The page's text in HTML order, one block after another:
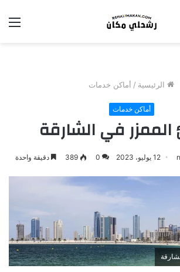
الرئيسية / أماكن خدمات
أماكن خدمات
في الشارقة
12 يوليو، 2023 0
389 دقيقة واحدة